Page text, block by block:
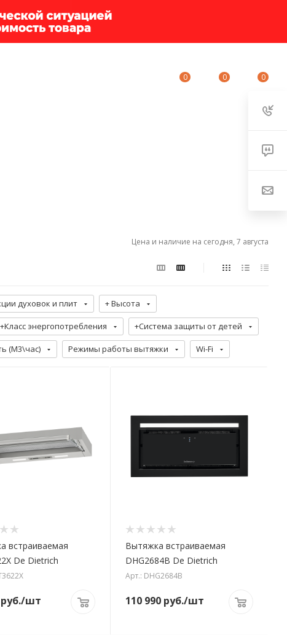
0 0 0
Цена и наличие на сегодня, 7 августа
духовок и плит + Высота
+Класс энергопотребления +Система защиты от детей
(М3\час) Режимы работы вытяжки Wi-Fi
встраиваемая
De Dietrich
/шт
Вытяжка встраиваемая
DHG2684B De Dietrich
Арт.: DHG2684B
110 990 руб./шт